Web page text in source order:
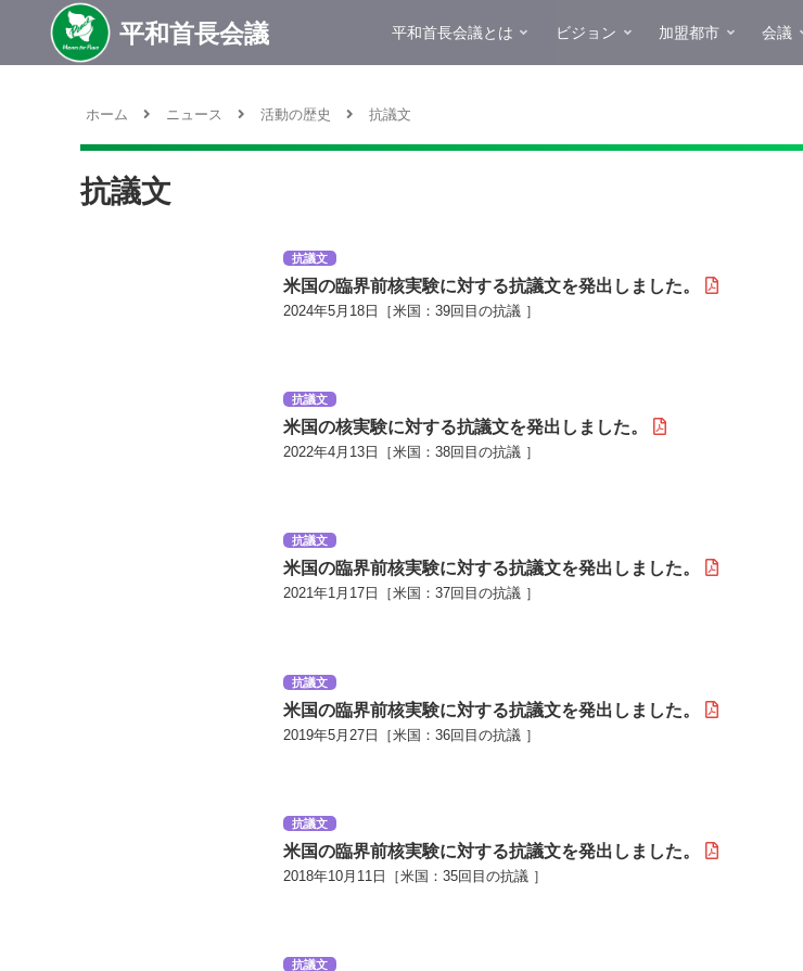
平和首長会議とは ビジョン 加盟都市 会議
ホーム ニュース 活動の歴史 抗議文
抗議文
抗議文
米国の臨界前核実験に対する抗議文を発出しました。
2024年5月18日［米国：39回目の抗議 ］
抗議文
米国の核実験に対する抗議文を発出しました。
2022年4月13日［米国：38回目の抗議 ］
抗議文
米国の臨界前核実験に対する抗議文を発出しました。
2021年1月17日［米国：37回目の抗議 ］
抗議文
米国の臨界前核実験に対する抗議文を発出しました。
2019年5月27日［米国：36回目の抗議 ］
抗議文
米国の臨界前核実験に対する抗議文を発出しました。
2018年10月11日［米国：35回目の抗議 ］
抗議文